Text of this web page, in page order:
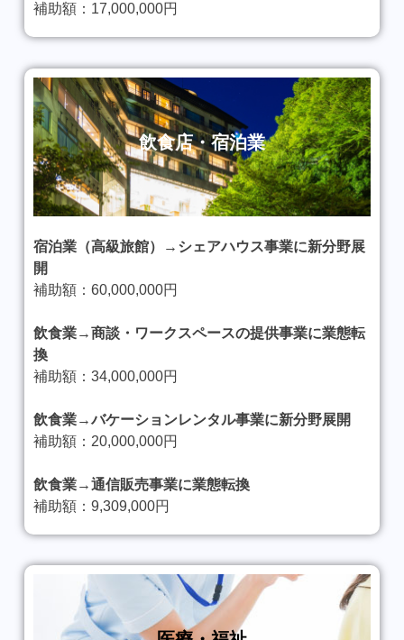
補助額：17,000,000円
飲食店・宿泊業
宿泊業（高級旅館）→ シェアハウス事業に新分野展
開
補助額：60,000,000円
飲食業→商談・ワークスペースの提供事業に業態転
換
補助額：34,000,000円
飲食業→バケーションレンタル事業に新分野展開
補助額：20,000,000円
飲食業→通信販売事業に業態転換
補助額：9,309,000円